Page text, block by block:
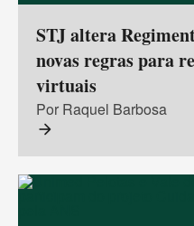
STJ altera
novas regras para
virtuais
Por Raquel Barbosa
arrow_forward